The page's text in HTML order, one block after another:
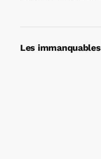
Les immanquables